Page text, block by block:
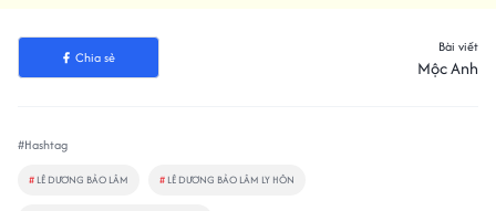
Chia sẻ
Bài viết
Mộc Anh
#Hashtag
# LÊ DƯƠNG BẢO LÂM # LÊ DƯƠNG BẢO LÂM LY HÔN